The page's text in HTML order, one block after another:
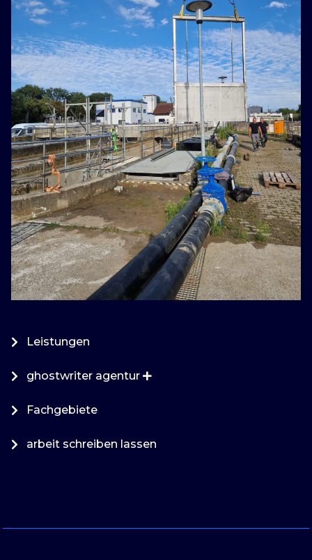
Leistungen
ghostwriter agentur
Fachgebiete
arbeit schreiben lassen